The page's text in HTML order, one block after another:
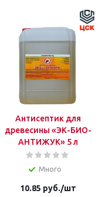
Антисептик для
древесины «ЭК-БИО-
АНТИЖУК» 5 л
Много
10.85 руб./шт